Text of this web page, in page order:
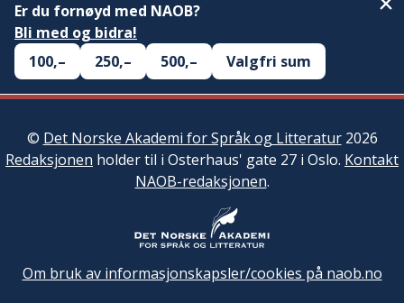
Er du fornøyd med NAOB?
Bli med og bidra!
100,–
250,– 500,– Valgfri sum
© Det Norske Akademi for Språk og Litteratur2026
Redaksjonen holder til i Osterhaus' gate 27 i Oslo. Kontakt
NAOB-redaksjonen.
Om bruk av informasjonskapsler/cookies på naob.no